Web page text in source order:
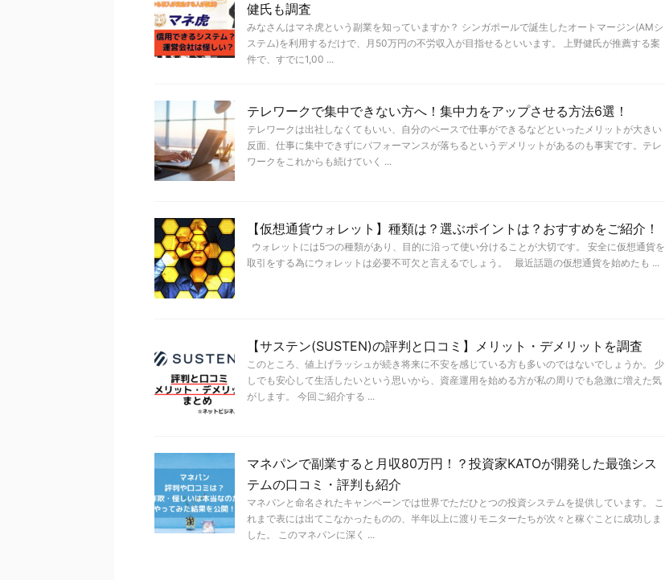
健氏も調査
みなさんはマネ虎という副業を知っていますか？ シンガポールで誕生したオートマージン(AMシ
ステム)を利用するだけで、月50万円の不労収入が目指せるといいます。 上野健氏が推薦する案
件で、すでに1,00 ...
テレワークで集中できない方へ！集中力をアップさせる方法6選！
テレワークは出社しなくてもいい、自分のペースで仕事ができるなどといったメリットが大きい
反面、仕事に集中できずにパフォーマンスが落ちるというデメリットがあるのも事実です。テレ
ワークをこれからも続けていく ...
【仮想通貨ウォレット】種類は？選ぶポイントは？おすすめをご紹介！
ウォレットには5つの種類があり、目的に沿って使い分けることが大切です。 安全に仮想通貨を
取引をする為にウォレットは必要不可欠と言えるでしょう。 最近話題の仮想通貨を始めたも ...
【サステン(SUSTEN)の評判と口コミ】メリット・デメリットを調査
このところ、値上げラッシュが続き将来に不安を感じている方も多いのではないでしょうか。 少
しでも安心して生活したいという思いから、資産運用を始める方が私の周りでも急激に増えた気
がします。 今回ご紹介する ...
マネパンで副業すると月収80万円！？投資家KATOが開発した最強シス
テムの口コミ・評判も紹介
マネパンと命名されたキャンペーンでは世界でただひとつの投資システムを提供しています。 こ
れまで表には出てこなかったものの、半年以上に渡りモニターたちが次々と稼ぐことに成功しま
した。 このマネパンに深く ...